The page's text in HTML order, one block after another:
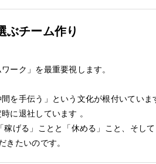
ぶチーム作り
ーク」を最重要視します。
を手伝う」という文化が根付いていま
に退社しています 。
げる」ことと「休める」こと、そして
きたいのです。